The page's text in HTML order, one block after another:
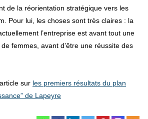
de la réorientation stratégique vers les
Pour lui, les choses sont très claires : la
l’entreprise est avant tout une
femmes, avant d’être une réussite des
sur les premiers résultats du plan
de Lapeyre